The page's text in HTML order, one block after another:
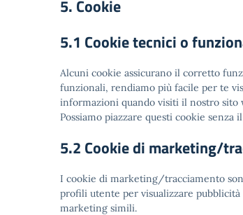
5. Cookie
5.1 Cookie tecnici o
Alcuni cookie assicurano il corretto
funzionali, rendiamo più facile per te
informazioni quando visiti il nostro sito
Possiamo piazzare questi cookie senza
5.2 Cookie di marketing/
I cookie di marketing/tracciamento
profili utente per visualizzare
marketing simili.